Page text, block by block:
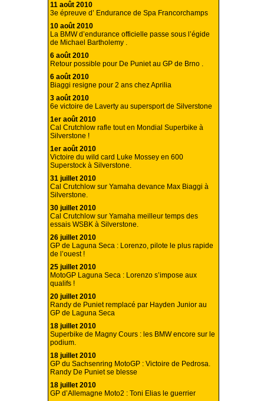
11 août 2010
3e épreuve d’ Endurance de Spa Francorchamps
10 août 2010
La BMW d’endurance officielle passe sous l’égide
de Michael Bartholemy .
6 août 2010
Retour possible pour De Puniet au GP de Brno .
6 août 2010
Biaggi resigne pour 2 ans chez Aprilia
3 août 2010
6e victoire de Laverty au supersport de Silverstone
1er août 2010
Cal Crutchlow rafle tout en Mondial Superbike à
Silverstone !
1er août 2010
Victoire du wild card Luke Mossey en 600
Superstock à Silverstone.
31 juillet 2010
Cal Crutchlow sur Yamaha devance Max Biaggi à
Silverstone.
30 juillet 2010
Cal Crutchlow sur Yamaha meilleur temps des
essais WSBK à Silverstone.
26 juillet 2010
GP de Laguna Seca : Lorenzo, pilote le plus rapide
de l’ouest !
25 juillet 2010
MotoGP Laguna Seca : Lorenzo s’impose aux
qualifs !
20 juillet 2010
Randy de Puniet remplacé par Hayden Junior au
GP de Laguna Seca
18 juillet 2010
Superbike de Magny Cours : les BMW encore sur le
podium.
18 juillet 2010
GP du Sachsenring MotoGP : Victoire de Pedrosa.
Randy De Puniet se blesse
18 juillet 2010
GP d’Allemagne Moto2 : Toni Elias le guerrier